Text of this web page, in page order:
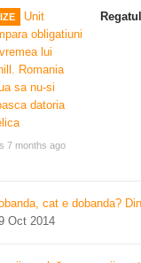
7 months ago
cat e dobanda?
Oct 2014